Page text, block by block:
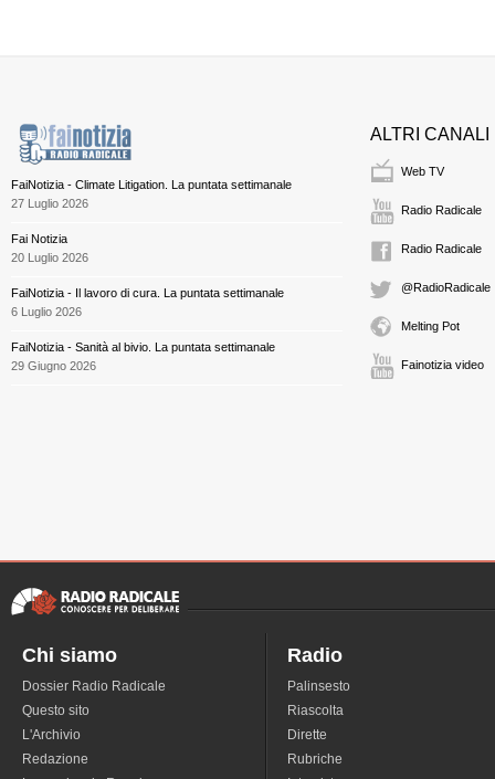
FaiNotizia - Climate Litigation. La puntata settimanale
27 Luglio 2026
Fai Notizia
20 Luglio 2026
FaiNotizia - Il lavoro di cura. La puntata settimanale
6 Luglio 2026
FaiNotizia - Sanità al bivio. La puntata settimanale
29 Giugno 2026
ALTRI CANALI
Web TV
Radio Radicale
Radio Radicale
@RadioRadicale
Melting Pot
Fainotizia video
Chi siamo
Dossier Radio Radicale
Questo sito
L'Archivio
Redazione
Radio
Palinsesto
Riascolta
Dirette
Rubriche